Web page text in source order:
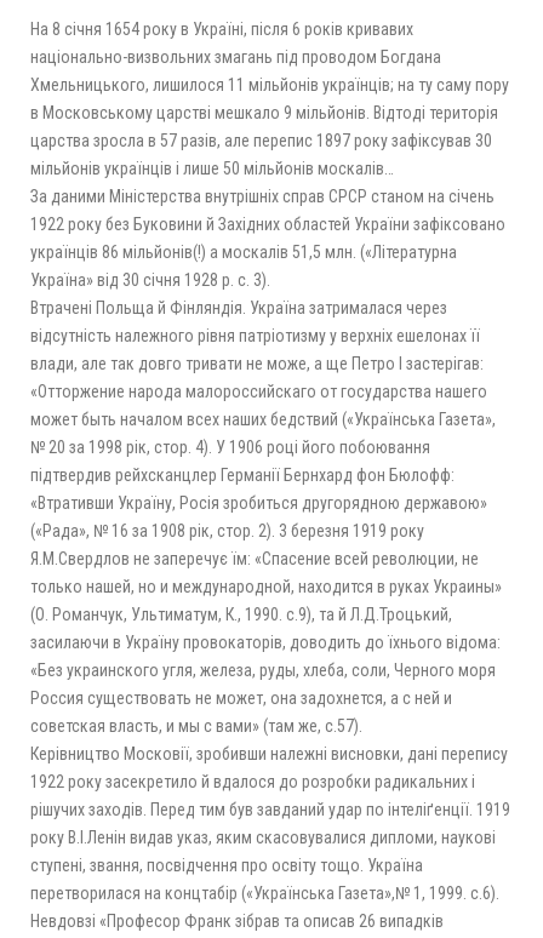
На 8 січня 1654 року в Україні, після 6 років кривавих
національно-визвольних змагань під проводом Богдана
Хмельницького, лишилося 11 мільйонів українців; на ту саму пору
в Московському царстві мешкало 9 мільйонів. Відтоді територія
царства зросла в 57 разів, але перепис 1897 року зафіксував 30
мільйонів українців і лише 50 мільйонів москалів…
За даними Міністерства внутрішніх справ СРСР станом на січень
1922 року без Буковини й Західних областей України зафіксовано
українців 86 мільйонів(!) а москалів 51,5 млн. («Літературна
Україна» від 30 січня 1928 р. с. 3).
Втрачені Польща й Фінляндія. Україна затрималася через
відсутність належного рівня патріотизму у верхніх ешелонах її
влади, але так довго тривати не може, а ще Петро І застерігав:
«Отторжение народа малороссийскаго от государства нашего
может быть началом всех наших бедствий («Українська Газета»,
№ 20 за 1998 рік, стор. 4). У 1906 році його побоювання
підтвердив рейхсканцлер Германії Бернхард фон Бюлофф:
«Втративши Україну, Росія зробиться другорядною державою»
(«Рада», № 16 за 1908 рік, стор. 2). 3 березня 1919 року
Я.М.Свердлов не заперечує їм: «Спасение всей революции, не
только нашей, но и международной, находится в руках Украины»
(О. Романчук, Ультиматум, К., 1990. с.9), та й Л.Д.Троцький,
засилаючи в Україну провокаторів, доводить до їхнього відома:
«Без украинского угля, железа, руды, хлеба, соли, Черного моря
Россия существовать не может, она задохнется, а с ней и
советская власть, и мы с вами» (там же, с.57).
Керівництво Московії, зробивши належні висновки, дані перепису
1922 року засекретило й вдалося до розробки радикальних і
рішучих заходів. Перед тим був завданий удар по інтеліґенції. 1919
року В.І.Ленін видав указ, яким скасовувалися дипломи, наукові
ступені, звання, посвідчення про освіту тощо. Україна
перетворилася на концтабір («Українська Газета»,№ 1, 1999. с.6).
Невдовзі «Професор Франк зібрав та описав 26 випадків